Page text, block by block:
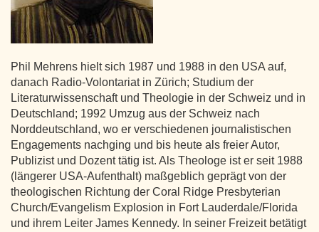
Phil Mehrens hielt sich 1987 und 1988 in den USA auf,
danach Radio-Volontariat in Zürich; Studium der
Literaturwissenschaft und Theologie in der Schweiz und in
Deutschland; 1992 Umzug aus der Schweiz nach
Norddeutschland, wo er verschiedenen journalistischen
Engagements nachging und bis heute als freier Autor,
Publizist und Dozent tätig ist. Als Theologe ist er seit 1988
(längerer USA-Aufenthalt) maßgeblich geprägt von der
theologischen Richtung der Coral Ridge Presbyterian
Church/Evangelism Explosion in Fort Lauderdale/Florida
und ihrem Leiter James Kennedy. In seiner Freizeit betätigt